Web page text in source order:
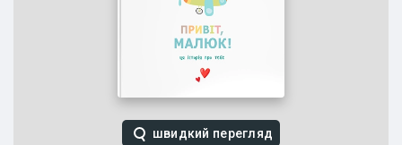
швидкий перегляд